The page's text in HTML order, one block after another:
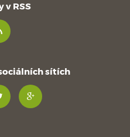
v RSS
sítích